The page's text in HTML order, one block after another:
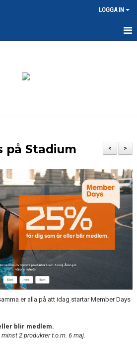
LOGGA IN
>
<
på Stadium
er alla på att idag startar Member Days
blir medlem.
2 produkter t.o.m. 6 maj.